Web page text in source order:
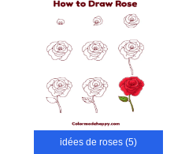
idées de roses (5)